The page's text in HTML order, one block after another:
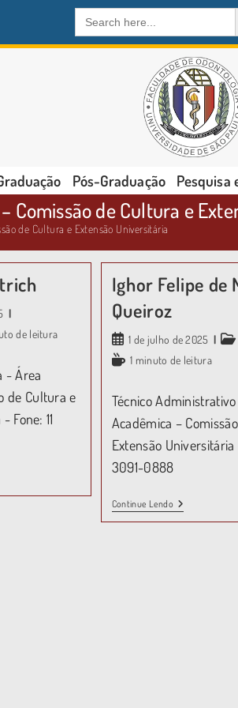
Search
for:
Pós-Graduação Pesquisa
Comissão de Cultura e
de Cultura e Extensão Universitária
de leitura
- Área
de Cultura e
Fone: 11
Ighor Felipe de
Queiroz
1 de julho de 2025
1 minuto de leitura
Técnico
Acadêmica –
Extensão Universitária
3091-0888
Continue Lendo